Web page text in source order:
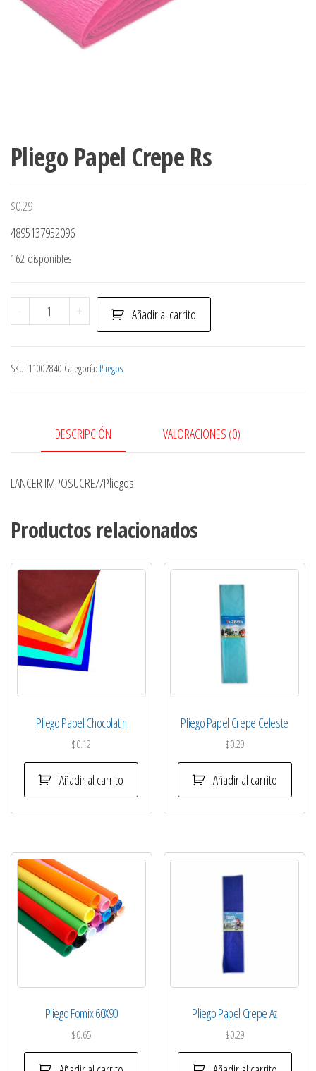
Pliego Papel Crepe Rs
$0.29
4895137952096
162 disponibles
-
Pliego
Papel
Rs
+ Añadir al carrito
SKU: 11002840 Categoría: Pliegos
DESCRIPCIÓN VALORACIONES (0)
LANCER IMPOSUCRE//Pliegos
Productos relacionados
Pliego Papel Chocolatin
$0.12
Añadir al carrito
Pliego Papel Crepe Celeste
$0.29
Añadir al carrito
Pliego Fomix 60X90
$0.65
Pliego Papel Crepe Az
$0.29